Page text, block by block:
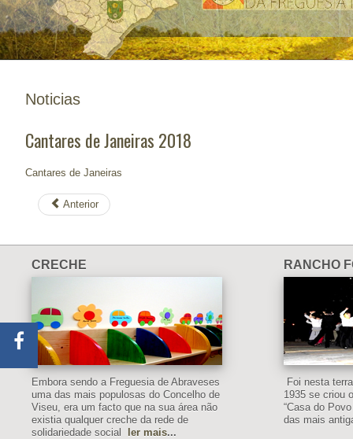
Noticias
Cantares de Janeiras 2018
Cantares de Janeiras
Anterior
CRECHE
Embora sendo a Freguesia de Abraveses
uma das mais populosas do Concelho de
Viseu, era um facto que na sua área não
existia qualquer creche da rede de
solidariedade social
ler mais...
RANCHO
Foi nesta
1935 se criou
“Casa do
das mais